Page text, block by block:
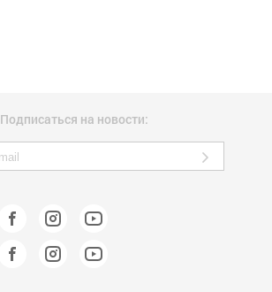
Подписаться на новости: